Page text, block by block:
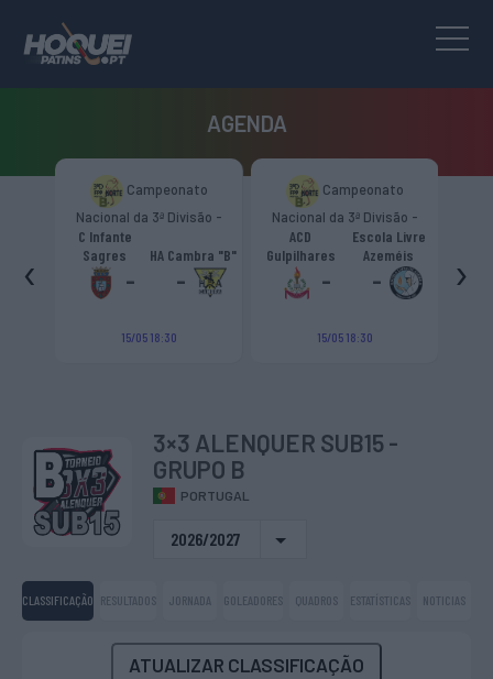
AGENDA
Campeonato
Nacional da 3ª Divisão -
Zona Norte “B”
C Infante
Sagres
-
HA Cambra "B"
-
15/05 18:30
Campeonato
Nacional da 3ª Divisão -
Zona Norte “B”
ACD
Gulpilhares
-
Escola Livre
Azeméis
-
15/05 18:30
‹ ›
3×3 ALENQUER SUB15 -
GRUPO B
PORTUGAL
2026/2027
CLASSIFICAÇÃO RESULTADOS JORNADA GOLEADORES QUADROS ESTATÍSTICAS NOTICIAS
ATUALIZAR CLASSIFICAÇÃO